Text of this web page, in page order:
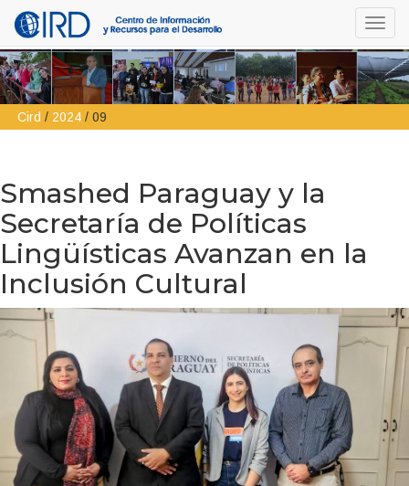
Cird / 2024 / 09
Smashed Paraguay y la
Secretaría de Políticas
Lingüísticas Avanzan en la
Inclusión Cultural